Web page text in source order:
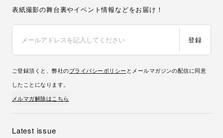
表紙撮影の舞台裏やイベント情報などをお届け！
登録
ご登録頂くと、弊社のプライバシーポリシー とメールマガジンの配信に同意
したことになります。
メルマガ解除はこちら
Latest issue